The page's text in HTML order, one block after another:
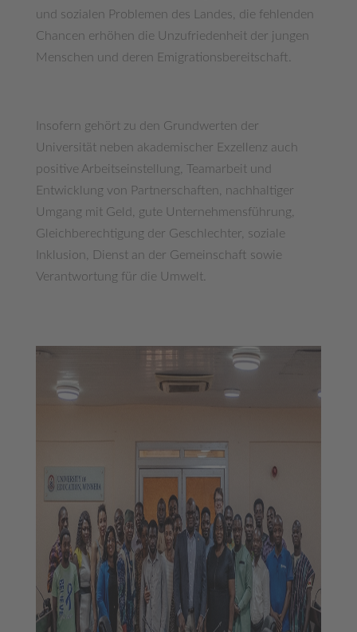
und sozialen Problemen des Landes, die fehlenden
Chancen erhöhen die Unzufriedenheit der jungen
Menschen und deren Emigrationsbereitschaft.
Insofern gehört zu den Grundwerten der
Universität neben akademischer Exzellenz auch
positive Arbeitseinstellung, Teamarbeit und
Entwicklung von Partnerschaften, nachhaltiger
Umgang mit Geld, gute Unternehmensführung,
Gleichberechtigung der Geschlechter, soziale
Inklusion, Dienst an der Gemeinschaft sowie
Verantwortung für die Umwelt.